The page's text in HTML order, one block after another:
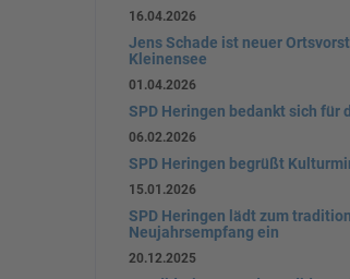
16.04.2026
Jens Schade ist neuer
Kleinensee
01.04.2026
SPD Heringen bedankt sich für
06.02.2026
SPD Heringen begrüßt
15.01.2026
SPD Heringen lädt zum
Neujahrsempfang ein
20.12.2025